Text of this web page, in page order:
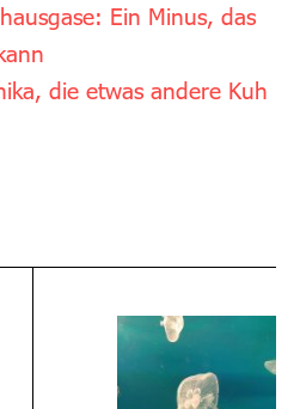
Ein Minus, das
die etwas andere Kuh